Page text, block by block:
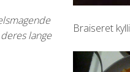
lange
Braiseret